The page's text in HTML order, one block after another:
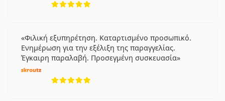
Φιλική εξυπηρέτηση. Καταρτισμένο προσωπικό.
Ενημέρωση για την εξέλιξη της παραγγελίας.
Έγκαιρη παραλαβή. Προσεγμένη συσκευασία